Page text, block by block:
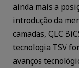
ainda mais a
introdução da
camadas, QLC
tecnologia TSV
avanços